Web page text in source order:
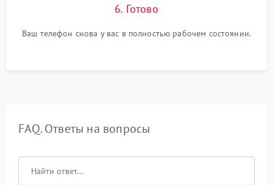
6. Готово
Ваш телефон снова у вас в полностью рабочем состоянии.
FAQ. Ответы на вопросы